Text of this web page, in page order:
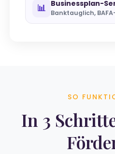
📊 Businessplan-
Banktauglich,
SO
In 3